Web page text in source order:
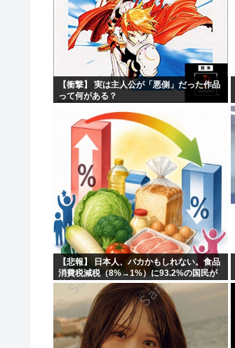
【衝撃】 実は主人公が「悪側」だった作品
って何がある？
【悲報】 日本人、バカかもしれない。食品
消費税減税（8%→1%）に93.2%の国民が
賛成してしまう